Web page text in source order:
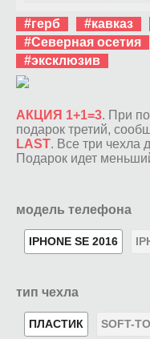
#герб #кавказ
#Северная осетия
#эксклюзив
АКЦИЯ 1+1=3. При
подарок третий,
LAST. Все три чехла
Подарок идет
модель телефона
IPHONE SE 2016
тип чехла
ПЛАСТИК SOFT-